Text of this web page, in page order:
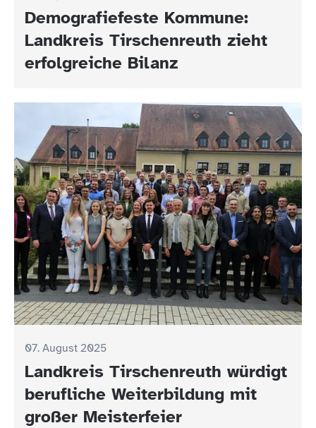
Demografiefeste Kommune:
Landkreis Tirschenreuth zieht
erfolgreiche Bilanz
07. August 2025
Landkreis Tirschenreuth würdigt
berufliche Weiterbildung mit
großer Meisterfeier